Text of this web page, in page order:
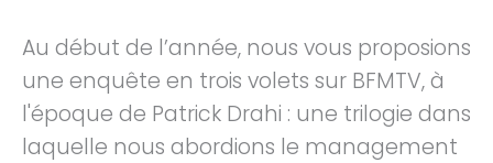
Au début de l’année, nous vous proposions
une enquête en trois volets sur BFMTV, à
l'époque de Patrick Drahi : une trilogie dans
laquelle nous abordions le management